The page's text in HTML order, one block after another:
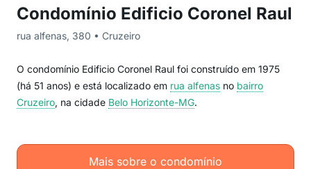
Condomínio Edificio Coronel Raul
rua alfenas, 380 • Cruzeiro
O condomínio Edificio Coronel Raul foi construído em 1975
(há 51 anos) e está localizado em rua alfenas no bairro
Cruzeiro, na cidade Belo Horizonte-MG.
Mais sobre o condomínio